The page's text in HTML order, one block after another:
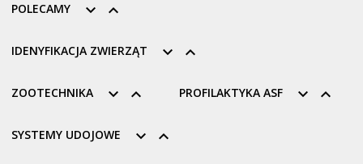
 
POLECAMY
 
IDENYFIKACJA ZWIERZĄT
 
ZOOTECHNIKA  
PROFILAKTYKA ASF
 
SYSTEMY UDOJOWE